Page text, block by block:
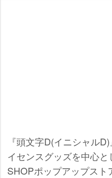
『頭文字D(イニシャル
イセンスグッズを中心と
SHOPポップアップスト